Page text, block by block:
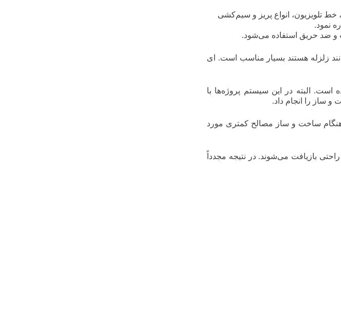
تلویزیون، انواع پریز و سیم‌کشی
نمود.
ضد حریق استفاده می‌شود.
زلزله هستند بسیار مناسب است. ای
البته در این سیستم پروژه‌ها با
ساز را انجام داد.
هنگام ساخت و ساز مصالح کمتری مورد
است و اجزای این سازه به راحتی بازیافت می‌شوند. در نتیجه مجدداً